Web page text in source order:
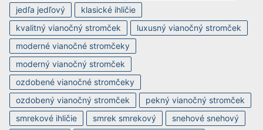
jedľa jedľový
klasické ihličie
kvalitný vianočný stromček
luxusný vianočný stromček
moderné vianočné stromčeky
moderný vianočný stromček
ozdobené vianočné stromčeky
ozdobený vianočný stromček
pekný vianočný stromček
smrekové ihličie
smrek smrekový
snehové snehový